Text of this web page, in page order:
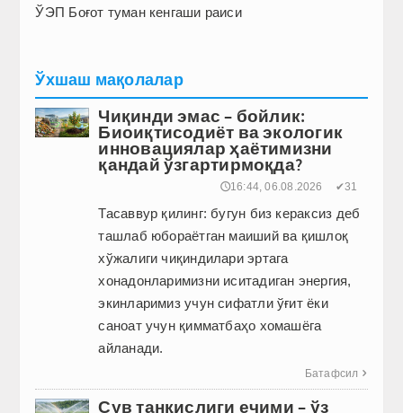
ЎЭП Боғот туман кенгаши раиси
Ўхшаш мақолалар
Чиқинди эмас – бойлик:
Биоиқтисодиёт ва экологик
инновациялар ҳаётимизни
қандай ўзгартирмоқда?
🕔16:44, 06.08.2026 ✔31
Тасаввур қилинг: бугун биз кераксиз деб
ташлаб юбораётган маиший ва қиш­лоқ
хўжалиги чиқиндилари эртага
хонадонларимизни иситадиган энергия,
экинларимиз учун сифатли ўғит ёки
саноат учун қимматбаҳо хомашёга
айланади.
Батафсил 
Сув танқислиги ечими – ўз